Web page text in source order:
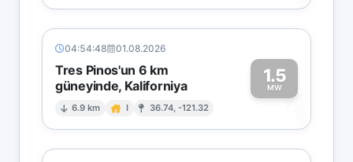
04:54:48 01.08.2026
Tres Pinos'un 6 km
güneyinde, Kaliforniya
6.9 km I 36.74, -121.32
1.5
MW1